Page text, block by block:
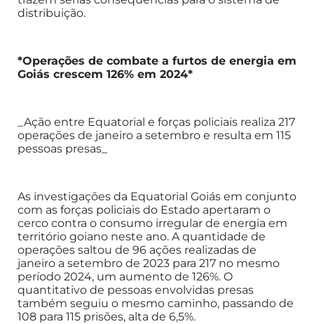
distribuição.
*Operações de combate a furtos de energia em
Goiás crescem 126% em 2024*
_Ação entre Equatorial e forças policiais realiza 217
operações de janeiro a setembro e resulta em 115
pessoas presas_
As investigações da Equatorial Goiás em conjunto
com as forças policiais do Estado apertaram o
cerco contra o consumo irregular de energia em
território goiano neste ano. A quantidade de
operações saltou de 96 ações realizadas de
janeiro a setembro de 2023 para 217 no mesmo
período 2024, um aumento de 126%. O
quantitativo de pessoas envolvidas presas
também seguiu o mesmo caminho, passando de
108 para 115 prisões, alta de 6,5%.